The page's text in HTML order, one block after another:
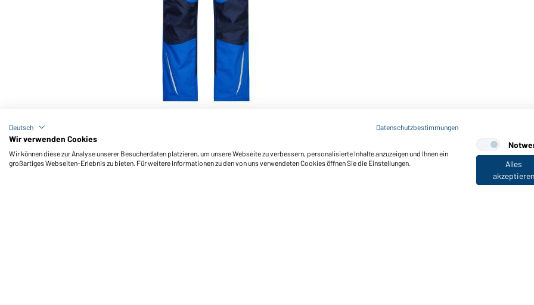
Workwear Pants - STRONG - (royal/navy) Workwear Pants - SOLID -
Deutsch Datenschutzbestimmungen
Wir verwenden Cookies
Wir können diese zur Analyse unserer Besucherdaten platzieren, um unsere Webseite zu verbessern, personalisierte Inhalte anzuzeigen und Ihnen ein
großartiges Webseiten-Erlebnis zu bieten. Für weitere Informationen zu den von uns verwendeten Cookies öffnen Sie die Einstellungen.
Alles
akzeptieren